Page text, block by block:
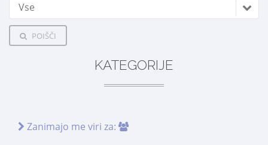
Vse
POIŠČI
KATEGORIJE
Zanimajo me viri za: